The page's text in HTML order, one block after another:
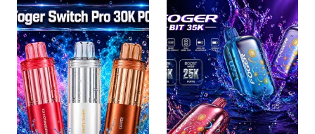
Humble
Hyde
Hyppe
Hyve
HQD
Flavor Flavor